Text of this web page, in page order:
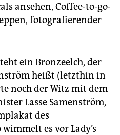
ansehen, Coffee-to-go-
fotografierender
ein Bronzeelch, der
heißt (letzthin in
noch der Witz mit dem
Lasse Samenström,
des
es vor Lady’s